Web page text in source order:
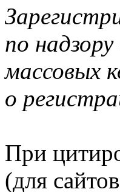
по
массовых
о
При
(для